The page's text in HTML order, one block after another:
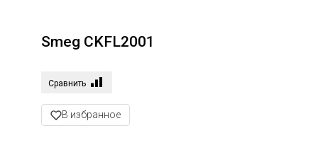
Smeg CKFL2001
Сравнить
В избранное